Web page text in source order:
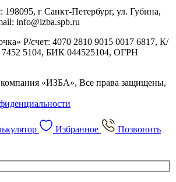
г Санкт-Петербург, ул. Губина,
info@izba.spb.ru
Р/счет: 4070 2810 9015 0017 6817, К/
7452 5104, БИК 044525104, ОГРН
компания «ИЗБА», Все права защищены,
Избранное
Позвонить